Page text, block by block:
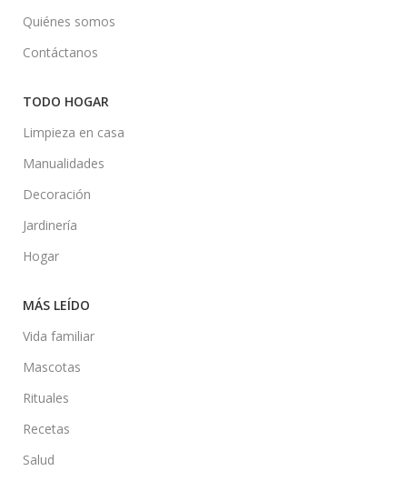
Quiénes somos
Contáctanos
TODO HOGAR
Limpieza en casa
Manualidades
Decoración
Jardinería
Hogar
MÁS LEÍDO
Vida familiar
Mascotas
Rituales
Recetas
Salud